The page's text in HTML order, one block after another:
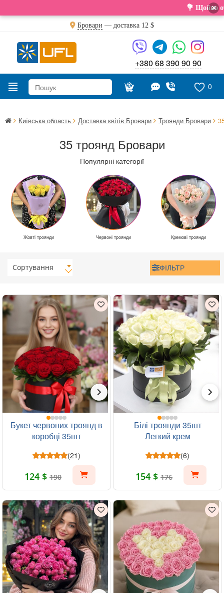
💐 Щойно ×
Бровари — доставка 12 $
+380 68 390 90 90
0
Київська область Доставка квітів Бровари Троянди Бровари
35 троянд Бровари
Популярні категорії
Жовті троянди Червоні троянди Кремові троянди
Сортування ФІЛЬТР
Букет червоних троянд в
коробці 35шт
(21)
124 $ 190
Білі троянди 35шт
Легкий крем
(6)
154 $ 176